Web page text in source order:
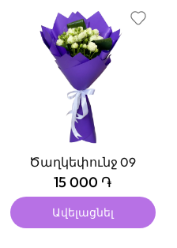
Ծաղկեփունջ 09
15 000 ֏
Ավելացնել